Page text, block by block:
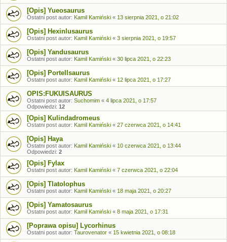
[Opis] Yueosaurus
Ostatni post autor: Kamil Kamiński « 13 sierpnia 2021, o 21:02
[Opis] Hexinlusaurus
Ostatni post autor: Kamil Kamiński « 3 sierpnia 2021, o 19:57
[Opis] Yandusaurus
Ostatni post autor: Kamil Kamiński « 30 lipca 2021, o 22:23
[Opis] Portellsaurus
Ostatni post autor: Kamil Kamiński « 12 lipca 2021, o 17:27
OPIS:FUKUISAURUS
Ostatni post autor: Suchomim « 4 lipca 2021, o 17:57
Odpowiedzi: 12
[Opis] Kulindadromeus
Ostatni post autor: Kamil Kamiński « 27 czerwca 2021, o 14:41
[Opis] Haya
Ostatni post autor: Kamil Kamiński « 10 czerwca 2021, o 13:44
Odpowiedzi: 2
[Opis] Fylax
Ostatni post autor: Kamil Kamiński « 7 czerwca 2021, o 22:04
[Opis] Tlatolophus
Ostatni post autor: Kamil Kamiński « 18 maja 2021, o 20:27
[Opis] Yamatosaurus
Ostatni post autor: Kamil Kamiński « 8 maja 2021, o 17:31
[Poprawa opisu] Lycorhinus
Ostatni post autor: Taurovenator « 15 kwietnia 2021, o 08:18